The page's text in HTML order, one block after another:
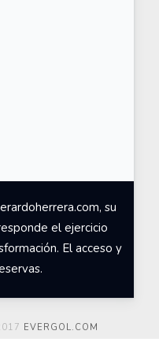
su
el ejercicio
El acceso y
EVERGOL.COM